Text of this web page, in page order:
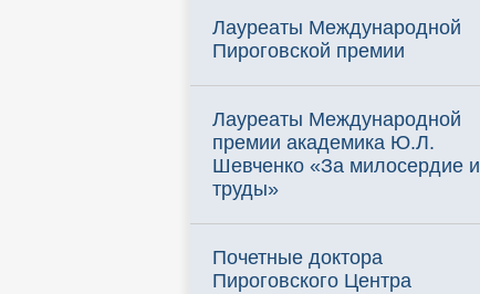
Лауреаты Международной
Пироговской премии
Лауреаты Международной
премии академика Ю.Л.
Шевченко «За милосердие и
труды»
Почетные доктора
Пироговского Центра